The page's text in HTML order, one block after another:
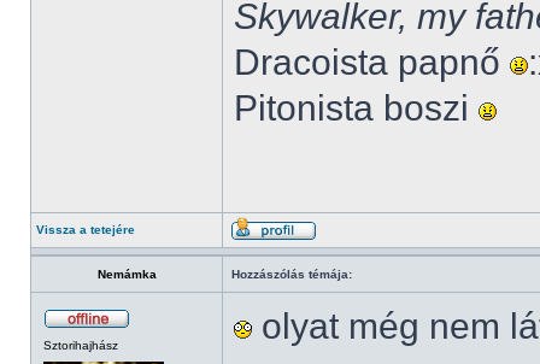
Skywalker, my
Dracoista papnő
Pitonista boszi
Vissza a tetejére
Nemámka Hozzászólás témája:
Sztorihajhász olyat még nem